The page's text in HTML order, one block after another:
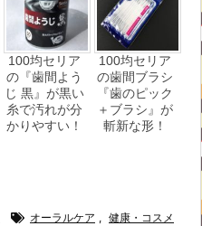
100均セリア
の『歯間よう
じ 黒』が黒い
糸で汚れが分
かりやすい！
100均セリア
の歯間ブラシ
『歯のピック
＋ブラシ』が
斬新な形！
オーラルケア , 健康・コスメ